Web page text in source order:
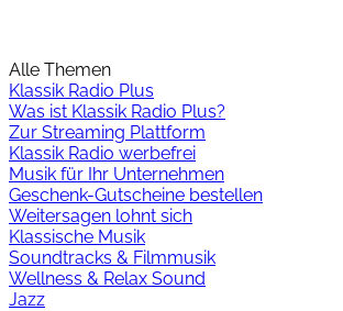
Alle Themen
Klassik Radio Plus
Was ist Klassik Radio Plus?
Zur Streaming Plattform
Klassik Radio werbefrei
Musik für Ihr Unternehmen
Geschenk-Gutscheine bestellen
Weitersagen lohnt sich
Klassische Musik
Soundtracks & Filmmusik
Wellness & Relax Sound
Jazz